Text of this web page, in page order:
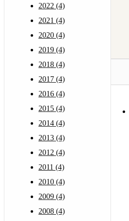
2022 (4)
2021 (4)
2020 (4)
2019 (4)
2018 (4)
2017 (4)
2016 (4)
2015 (4)
2014 (4)
2013 (4)
2012 (4)
2011 (4)
2010 (4)
2009 (4)
2008 (4)